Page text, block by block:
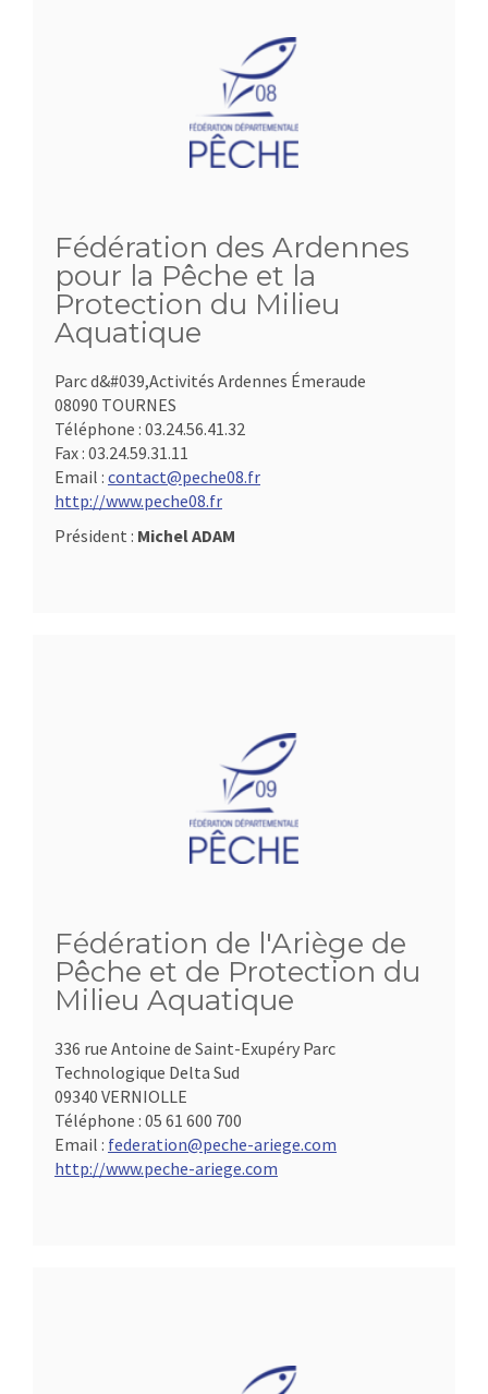
Fédération des Ardennes
pour la Pêche et la
Protection du Milieu
Aquatique
Parc d&#039,Activités Ardennes Émeraude
08090 TOURNES
Téléphone : 03.24.56.41.32
Fax : 03.24.59.31.11
Email : contact@peche08.fr
http://www.peche08.fr
Président : Michel ADAM
Fédération de l'Ariège de
Pêche et de Protection du
Milieu Aquatique
336 rue Antoine de Saint-Exupéry Parc
Technologique Delta Sud
09340 VERNIOLLE
Téléphone : 05 61 600 700
Email : federation@peche-ariege.com
http://www.peche-ariege.com